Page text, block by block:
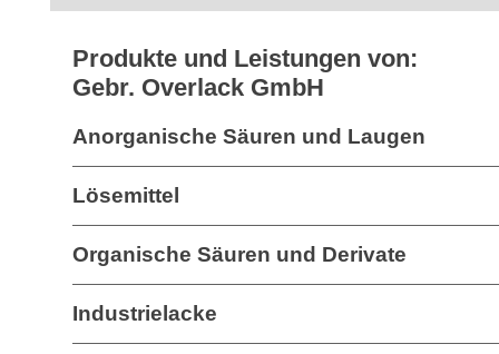
Produkte und Leistungen von:
Gebr. Overlack GmbH
Anorganische Säuren und Laugen
Lösemittel
Organische Säuren und Derivate
Industrielacke